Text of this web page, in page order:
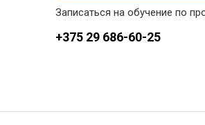
Записаться на обучение по
+375 29 686-60-25